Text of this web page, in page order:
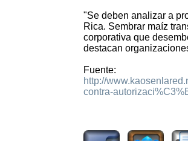
"Se deben analizar a
Rica. Sembrar maíz
corporativa que
destacan
Fuente:
http://
contra-